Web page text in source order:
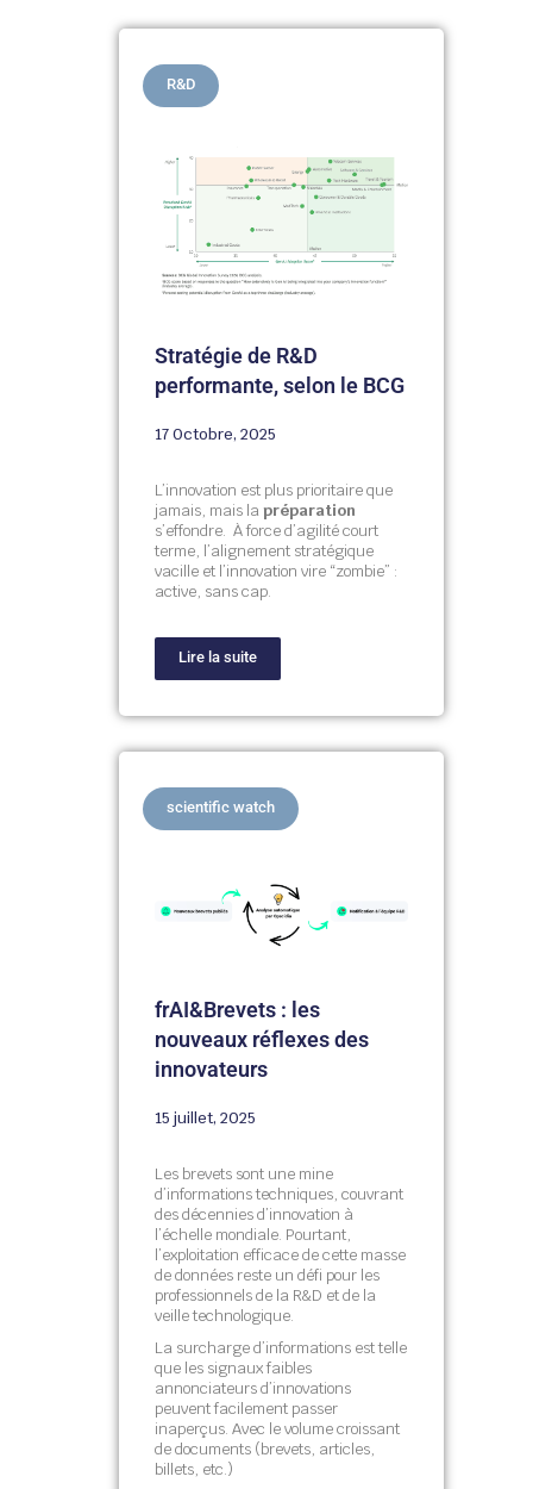
R&D
Stratégie de R&D
performante, selon le BCG
17 Octobre, 2025
L’innovation est plus prioritaire que
jamais, mais lapréparation
s’effondre. À force d’agilité court
terme, l’alignement stratégique
vacille et l’innovation vire “zombie” :
active, sans cap.
Lire la suite
scientific watch
frAI&Brevets : les
nouveaux réflexes des
innovateurs
15 juillet, 2025
Les brevets sont une mine
d’informations techniques, couvrant
des décennies d’innovation à
l’échelle mondiale. Pourtant,
l’exploitation efficace de cette masse
de données reste un défi pour les
professionnels de la R&D et de la
veille technologique.
La surcharge d’informations est telle
que les signaux faibles
annonciateurs d’innovations
peuvent facilement passer
inaperçus. Avec le volume croissant
de documents (brevets, articles,
billets, etc.)